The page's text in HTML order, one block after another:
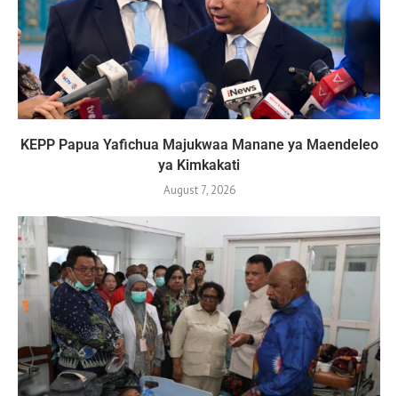
KEPP Papua Yafichua Majukwaa Manane ya Maendeleo
ya Kimkakati
August 7, 2026